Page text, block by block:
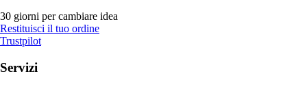
30 giorni per cambiare idea
Restituisci il tuo ordine
Trustpilot
Servizi